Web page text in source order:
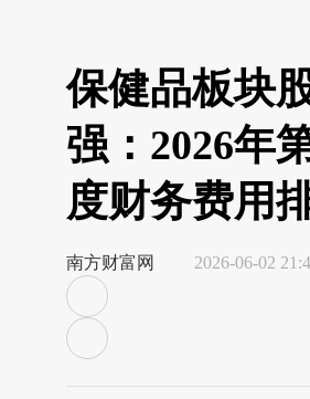
保健品板块
强：2026年
度财务费用
南方财富网 2026-06-02